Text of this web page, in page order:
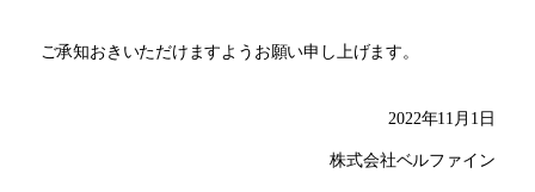
ご承知おきいただけますようお願い申し上げます。
2022年11月1日
株式会社ベルファイン